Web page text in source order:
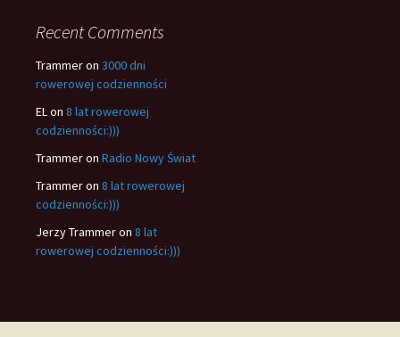
Recent Comments
Trammeron 3000 dni
rowerowej codzienności
ELon 8 lat rowerowej
codzienności:)))
Trammeron Radio Nowy Świat
Trammeron 8 lat rowerowej
codzienności:)))
Jerzy Trammeron 8 lat
rowerowej codzienności:)))